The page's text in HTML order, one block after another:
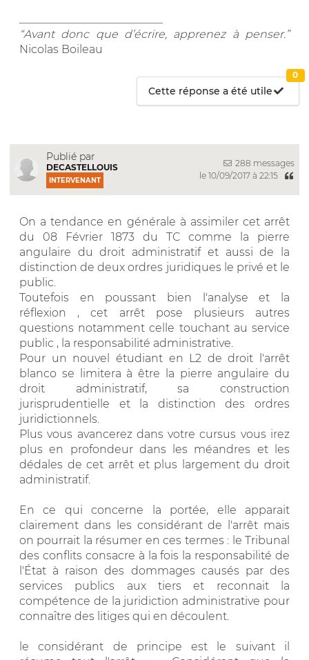
“Avant donc que d’écrire, apprenez à penser.”
Nicolas Boileau
Cette réponse a été utile
0
Publié par
DECASTELLOUIS
INTERVENANT
288 messages
le 10/09/2017 à 22:15
On a tendance en générale à assimiler cet arrêt
du 08 Février 1873 du TC comme la pierre
angulaire du droit administratif et aussi de la
distinction de deux ordres juridiques le privé et le
public.
Toutefois en poussant bien l'analyse et la
réflexion , cet arrêt pose plusieurs autres
questions notamment celle touchant au service
public , la responsabilité administrative.
Pour un nouvel étudiant en L2 de droit l'arrêt
blanco se limitera à être la pierre angulaire du
droit administratif, sa construction
jurisprudentielle et la distinction des ordres
juridictionnels.
Plus vous avancerez dans votre cursus vous irez
plus en profondeur dans les méandres et les
dédales de cet arrêt et plus largement du droit
administratif.
En ce qui concerne la portée, elle apparait
clairement dans les considérant de l'arrêt mais
on pourrait la résumer en ces termes : le Tribunal
des conflits consacre à la fois la responsabilité de
l'État à raison des dommages causés par des
services publics aux tiers et reconnait la
compétence de la juridiction administrative pour
connaître des litiges qui en découlent.
le considérant de principe est le suivant il